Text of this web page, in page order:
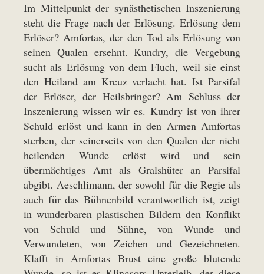
Im Mittelpunkt der synästhetischen Inszenierung
steht die Frage nach der Erlösung. Erlösung dem
Erlöser? Amfortas, der den Tod als Erlösung von
seinen Qualen ersehnt. Kundry, die Vergebung
sucht als Erlösung von dem Fluch, weil sie einst
den Heiland am Kreuz verlacht hat. Ist Parsifal
der Erlöser, der Heilsbringer? Am Schluss der
Inszenierung wissen wir es. Kundry ist von ihrer
Schuld erlöst und kann in den Armen Amfortas
sterben, der seinerseits von den Qualen der nicht
heilenden Wunde erlöst wird und sein
übermächtiges Amt als Gralshüter an Parsifal
abgibt. Aeschlimann, der sowohl für die Regie als
auch für das Bühnenbild verantwortlich ist, zeigt
in wunderbaren plastischen Bildern den Konflikt
von Schuld und Sühne, von Wunde und
Verwundeten, von Zeichen und Gezeichneten.
Klafft in Amfortas Brust eine große blutende